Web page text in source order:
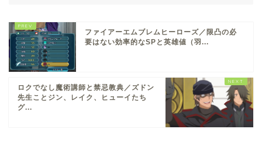
ファイアーエムブレムヒーローズ／限凸の必
要はない効率的なSPと英雄値（羽...
ロクでなし魔術講師と禁忌教典／ズドン
先生ことジン、レイク、ヒューイたち
グ...